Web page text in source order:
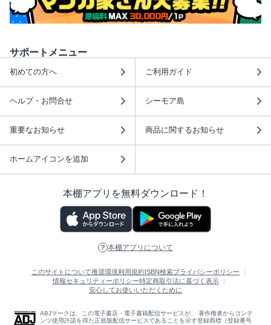
サポートメニュー
初めての方へ ご利用ガイド
ヘルプ・お問合せ シーモア島
重要なお知らせ 商品に関するお知らせ
ホームアイコンを追加
本棚アプリを無料ダウンロード！
本棚アプリについて
このサイトについて推奨環境利用規約 ISBN検索プライバシーポリシー
情報セキュリティーポリシー特定商取引法に基づく表示
安心してお使いいただくために
ABJマークは、この電子書店・電子書籍配信サービスが、 著作権者からコンテ
ンツ使用許諾を得た正規版配信サービスであることを示す登録商標（登録番号